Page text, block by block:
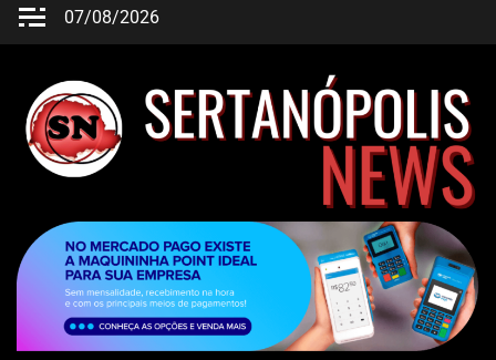
07/08/2026